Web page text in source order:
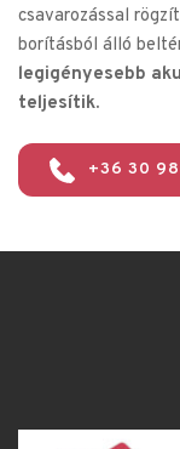
csavarozással
borításból álló
legigényesebb
teljesítik.
+36 30